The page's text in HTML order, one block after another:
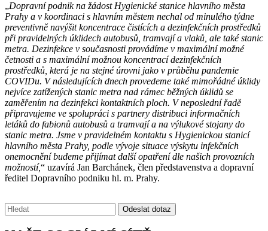
„Dopravní podnik na žádost Hygienické stanice hlavního města
Prahy a v koordinaci s hlavním městem nechal od minulého týdne
preventivně navýšit koncentrace čistících a dezinfekčních prostředků
při pravidelných úklidech autobusů, tramvají a vlaků, ale také stanic
metra. Dezinfekce v současnosti provádíme v maximální možné
četnosti a s maximální možnou koncentrací dezinfekčních
prostředků, která je na stejné úrovni jako v průběhu pandemie
COVIDu. V následujících dnech provedeme také mimořádné úklidy
nejvíce zatížených stanic metra nad rámec běžných úklidů se
zaměřením na dezinfekci kontaktních ploch. V neposlední řadě
připravujeme ve spolupráci s partnery distribuci informačních
letáků do fabionů autobusů a tramvají a na výlukové stojany do
stanic metra. Jsme v pravidelném kontaktu s Hygienickou stanicí
hlavního města Prahy, podle vývoje situace výskytu infekčních
onemocnění budeme přijímat další opatření dle našich provozních
možností,“ uzavírá Jan Barchánek, člen představenstva a dopravní
ředitel Dopravního podniku hl. m. Prahy.
Vyhledávání: Odeslat dotaz